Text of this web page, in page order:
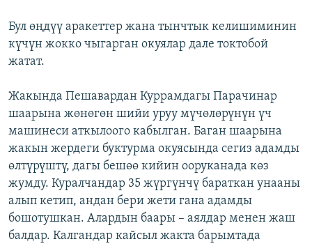
Бул өңдүү аракеттер жана тынчтык келишиминин
күчүн жокко чыгарган окуялар дале токтобой
жатат.
Жакында Пешавардан Куррамдагы Парачинар
шаарына жөнөгөн шийи уруу мүчөлөрүнүн үч
машинеси аткылоого кабылган. Баган шаарына
жакын жердеги буктурма окуясында сегиз адамды
өлтүрүштү, дагы бешөө кийин ооруканада көз
жумду. Куралчандар 35 жүргүнчү бараткан унааны
алып кетип, андан бери жети гана адамды
бошотушкан. Алардын баары – аялдар менен жаш
балдар. Калгандар кайсыл жакта барымтада